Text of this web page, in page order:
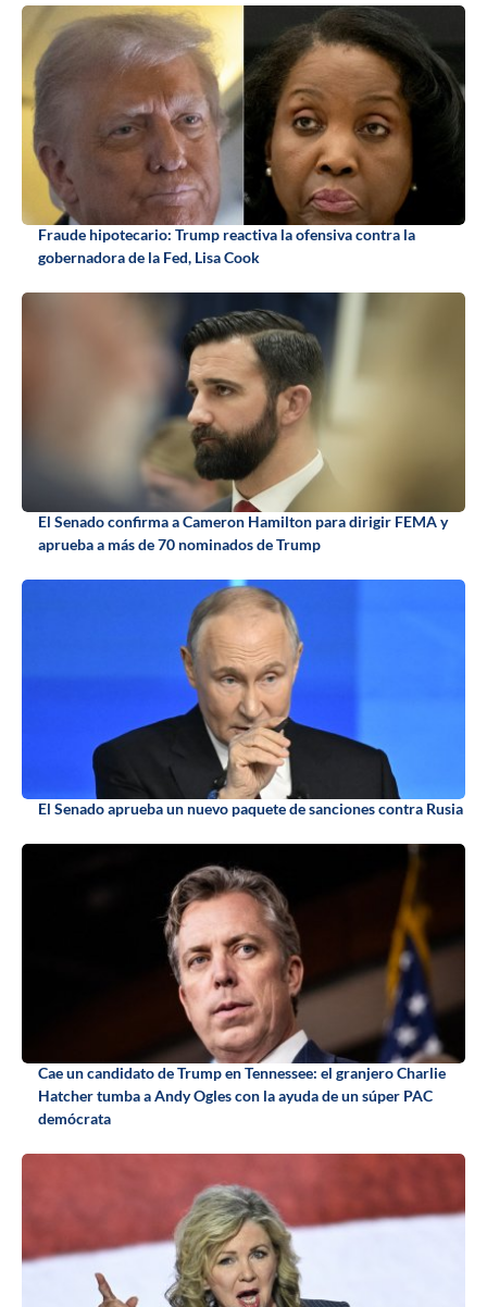
Fraude hipotecario: Trump reactiva la ofensiva contra la
gobernadora de la Fed, Lisa Cook
El Senado confirma a Cameron Hamilton para dirigir FEMA y
aprueba a más de 70 nominados de Trump
El Senado aprueba un nuevo paquete de sanciones contra Rusia
Cae un candidato de Trump en Tennessee: el granjero Charlie
Hatcher tumba a Andy Ogles con la ayuda de un súper PAC
demócrata